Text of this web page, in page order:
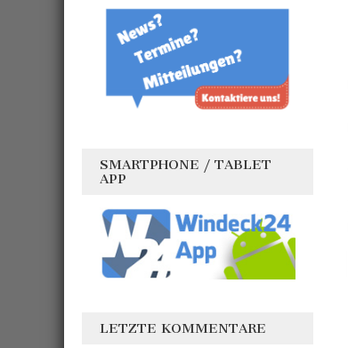
SMARTPHONE / TABLET
APP
LETZTE KOMMENTARE